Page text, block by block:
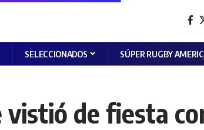
SELECCIONADOS SÚPER RUGBY
vistió de fiesta